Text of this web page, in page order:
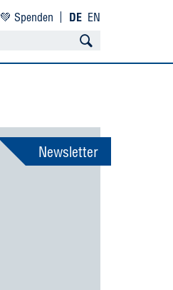
💚 Spenden DE EN
Newsletter